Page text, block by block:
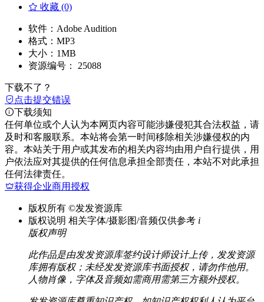
收藏 (0)
软件： Adobe Audition
格式： MP3
大小： 1MB
资源编号： 25088
下载不了？
点击提交错误
下载须知
任何单位或个人认为本网页内容可能涉嫌侵犯其合法权益，请
及时和客服联系。本站将会第一时间移除相关涉嫌侵权的内
容。本站关于用户或其发布的相关内容均由用户自行提供，用
户依法应对其提供的任何信息承担全部责任，本站不对此承担
任何法律责任。
获得企业商用授权
版权所有 ©发发资源库
版权说明 相关字体/摄影图/音频仅供参考 i
版权声明
此作品是由发发资源库签约设计师设计上传，发发资源
库拥有版权；未经发发资源库书面授权，请勿作他用。
人物肖像，字体及音频如需商用需第三方额外授权。